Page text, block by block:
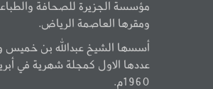
مؤسسة الجزيرة للصحافة
ومقرها العاصمة الرياض.
أسسها الشيخ عبدالله بن خميس
عددها الاول كمجلة شهرية في
1960م.